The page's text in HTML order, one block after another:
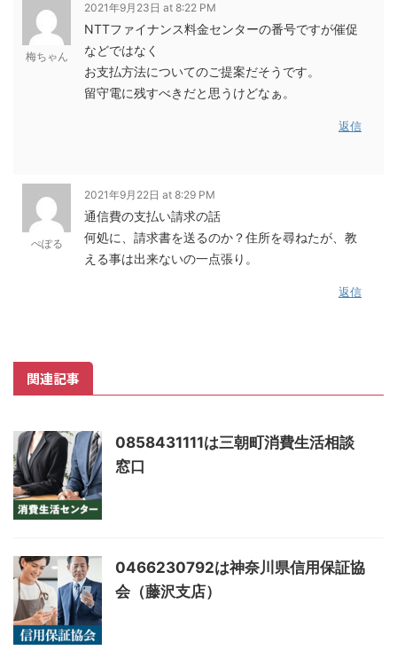
梅ちゃん
2021年9月23日 at 8:22 PM
NTTファイナンス料金センターの番号ですが催促
などではなく
お支払方法についてのご提案だそうです。
留守電に残すべきだと思うけどなぁ。
返信
ぺぽる
2021年9月22日 at 8:29 PM
通信費の支払い請求の話
何処に、請求書を送るのか？住所を尋ねたが、教
える事は出来ないの一点張り。
返信
関連記事
0858431111は三朝町消費生活相談
窓口
0466230792は神奈川県信用保証協
会（藤沢支店）